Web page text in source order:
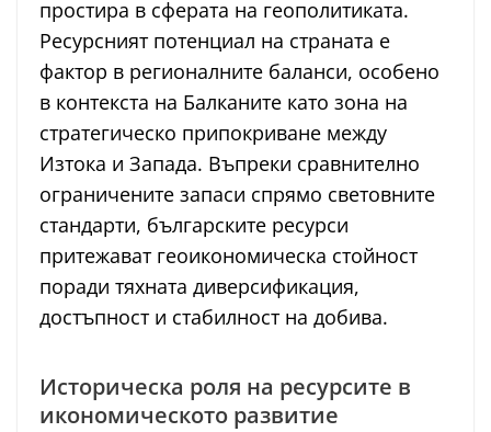
простира в сферата на геополитиката.
Ресурсният потенциал на страната е
фактор в регионалните баланси, особено
в контекста на Балканите като зона на
стратегическо припокриване между
Изтока и Запада. Въпреки сравнително
ограничените запаси спрямо световните
стандарти, българските ресурси
притежават геоикономическа стойност
поради тяхната диверсификация,
достъпност и стабилност на добива.
Историческа роля на ресурсите в
икономическото развитие